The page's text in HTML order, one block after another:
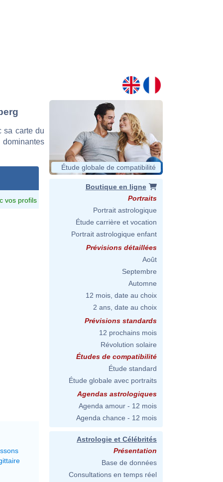
sa carte du
vos profils
Étude globale de compatibilité
Boutique en ligne
Portraits
Portrait astrologique
Étude carrière et vocation
Portrait astrologique enfant
Prévisions détaillées
Août
Septembre
Automne
12 mois, date au choix
2 ans, date au choix
Prévisions standards
12 prochains mois
Révolution solaire
Études de compatibilité
Étude standard
Étude globale avec portraits
Agendas astrologiques
Agenda amour - 12 mois
Agenda chance - 12 mois
Astrologie et Célébrités
Présentation
Base de données
Consultations en temps réel